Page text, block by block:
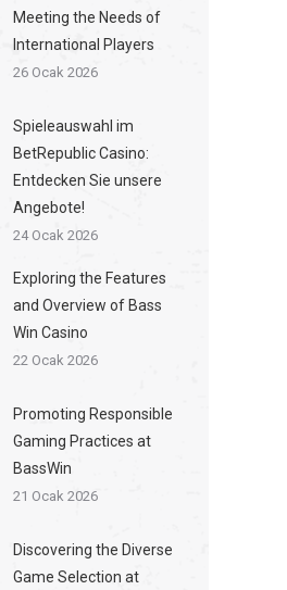
Meeting the Needs of
International Players
26 Ocak 2026
Spieleauswahl im
BetRepublic Casino:
Entdecken Sie unsere
Angebote!
24 Ocak 2026
Exploring the Features
and Overview of Bass
Win Casino
22 Ocak 2026
Promoting Responsible
Gaming Practices at
BassWin
21 Ocak 2026
Discovering the Diverse
Game Selection at